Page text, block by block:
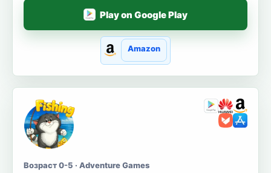
Play on Google Play
Amazon
Возраст 0-5 · Adventure Games